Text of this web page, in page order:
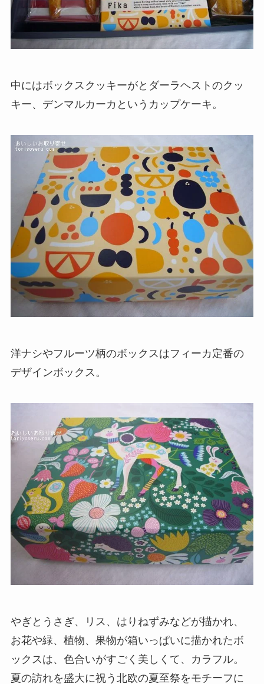
中にはボックスクッキーがとダーラヘストのクッ
キー、デンマルカーカというカップケーキ。
洋ナシやフルーツ柄のボックスはフィーカ定番の
デザインボックス。
やぎとうさぎ、リス、はりねずみなどが描かれ、
お花や緑、植物、果物が箱いっぱいに描かれたボ
ックスは、色合いがすごく美しくて、カラフル。
夏の訪れを盛大に祝う北欧の夏至祭をモチーフに